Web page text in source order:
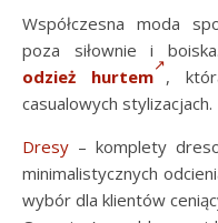
Współczesna moda
poza siłownie i
odzież hurtem ,
casualowych stylizacjach.
Dresy – komplety
minimalistycznych
wybór dla klientów